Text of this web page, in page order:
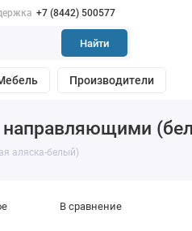
+7 (8442) 500577
Найти
Производители
аляска-белый)
В сравнение